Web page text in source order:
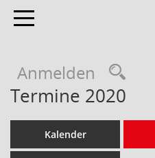
Toggle navigation
Anmelden
Termine 2020
Kalender